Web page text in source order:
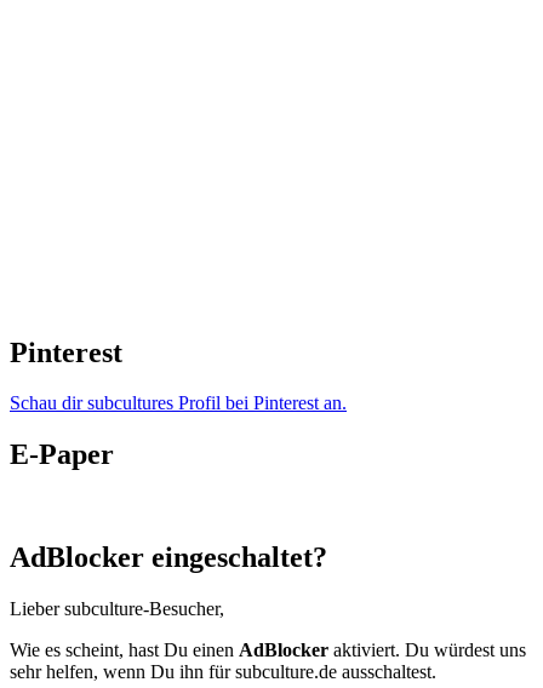
Pinterest
Schau dir subcultures Profil bei Pinterest an.
E-Paper
AdBlocker eingeschaltet?
Lieber subculture-Besucher,
Wie es scheint, hast Du einen AdBlocker aktiviert. Du würdest uns
sehr helfen, wenn Du ihn für subculture.de ausschaltest.